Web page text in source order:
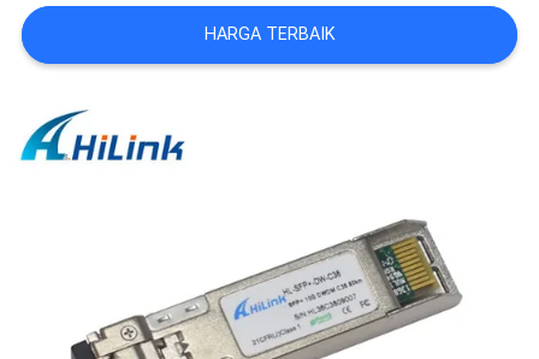
MINTA
SITEMAP
HARGA TERBAIK